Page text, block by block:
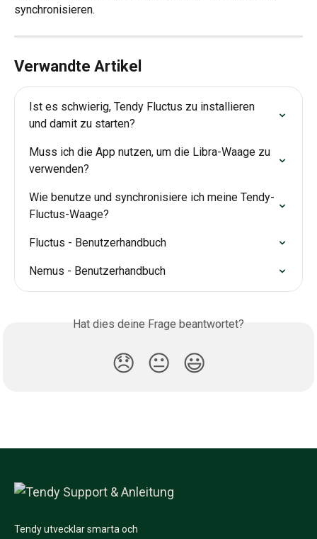
synchronisieren.
Verwandte Artikel
Ist es schwierig, Tendy Fluctus zu installieren
und damit zu starten?
Muss ich die App nutzen, um die Libra-Waage zu
verwenden?
Wie benutze und synchronisiere ich meine Tendy-
Fluctus-Waage?
Fluctus - Benutzerhandbuch
Nemus - Benutzerhandbuch
Hat dies deine Frage beantwortet?
😞 😐 😃
Tendy utvecklar smarta och